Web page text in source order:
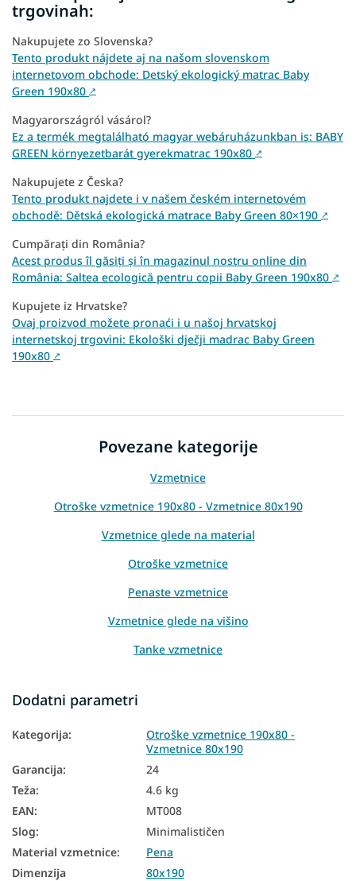
trgovinah:
Nakupujete zo Slovenska?
Tento produkt nájdete aj na našom slovenskom
internetovom obchode: Detský ekologický matrac Baby
Green 190x80 ↗
Magyarországról vásárol?
Ez a termék megtalálható magyar webáruházunkban is: BABY
GREEN környezetbarát gyerekmatrac 190x80 ↗
Nakupujete z Česka?
Tento produkt najdete i v našem českém internetovém
obchodě: Dětská ekologická matrace Baby Green 80×190 ↗
Cumpărați din România?
Acest produs îl găsiți și în magazinul nostru online din
România: Saltea ecologică pentru copii Baby Green 190x80 ↗
Kupujete iz Hrvatske?
Ovaj proizvod možete pronaći i u našoj hrvatskoj
internetskoj trgovini: Ekološki dječji madrac Baby Green
190x80 ↗
Povezane kategorije
Vzmetnice
Otroške vzmetnice 190x80 - Vzmetnice 80x190
Vzmetnice glede na material
Otroške vzmetnice
Penaste vzmetnice
Vzmetnice glede na višino
Tanke vzmetnice
Slovaške vzmetnice
Vzmetnice glede na trdoto
Mehke vzmetnice
Trde vzmetnice
Otroške vzmetnice glede na material
Dodatni parametri
Kategorija:
Otroške vzmetnice 190x80 -
Vzmetnice 80x190
Garancija:
24
Teža:
4.6 kg
EAN:
MT008
Slog:
Minimalističen
Material vzmetnice:
Pena
Dimenzija
80x190